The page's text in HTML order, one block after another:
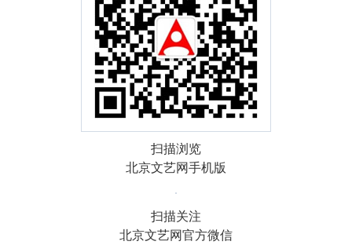
扫描浏览
北京文艺网手机版
扫描关注
北京文艺网官方微信